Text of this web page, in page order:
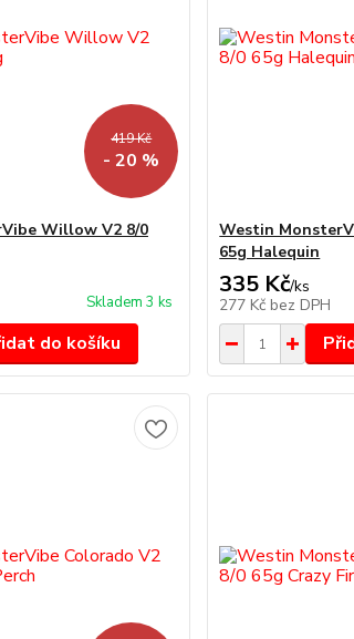
419 Kč
- 20 %
Willow V2 8/0
Skladem 3 ks
do košíku
Westin
65g Halequin
335 Kč/ks
277 Kč bez DPH